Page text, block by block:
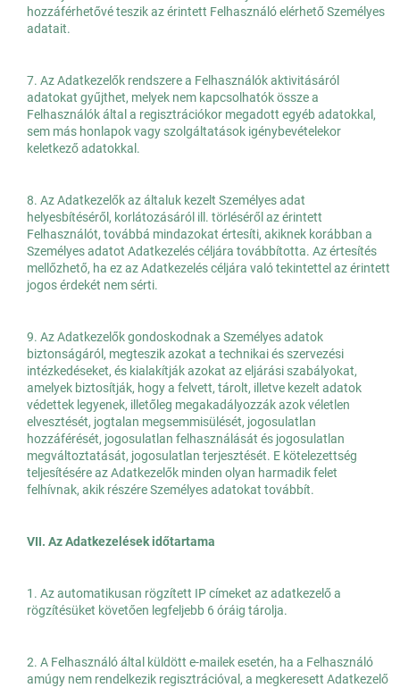
hozzáférhetővé teszik az érintett Felhasználó elérhető Személyes
adatait.
7. Az Adatkezelők rendszere a Felhasználók aktivitásáról
adatokat gyűjthet, melyek nem kapcsolhatók össze a
Felhasználók által a regisztrációkor megadott egyéb adatokkal,
sem más honlapok vagy szolgáltatások igénybevételekor
keletkező adatokkal.
8. Az Adatkezelők az általuk kezelt Személyes adat
helyesbítéséről, korlátozásáról ill. törléséről az érintett
Felhasználót, továbbá mindazokat értesíti, akiknek korábban a
Személyes adatot Adatkezelés céljára továbbította. Az értesítés
mellőzhető, ha ez az Adatkezelés céljára való tekintettel az érintett
jogos érdekét nem sérti.
9. Az Adatkezelők gondoskodnak a Személyes adatok
biztonságáról, megteszik azokat a technikai és szervezési
intézkedéseket, és kialakítják azokat az eljárási szabályokat,
amelyek biztosítják, hogy a felvett, tárolt, illetve kezelt adatok
védettek legyenek, illetőleg megakadályozzák azok véletlen
elvesztését, jogtalan megsemmisülését, jogosulatlan
hozzáférését, jogosulatlan felhasználását és jogosulatlan
megváltoztatását, jogosulatlan terjesztését. E kötelezettség
teljesítésére az Adatkezelők minden olyan harmadik felet
felhívnak, akik részére Személyes adatokat továbbít.
VII. Az Adatkezelések időtartama
1. Az automatikusan rögzített IP címeket az adatkezelő a
rögzítésüket követően legfeljebb 6 óráig tárolja.
2. A Felhasználó által küldött e-mailek esetén, ha a Felhasználó
amúgy nem rendelkezik regisztrációval, a megkeresett Adatkezelő